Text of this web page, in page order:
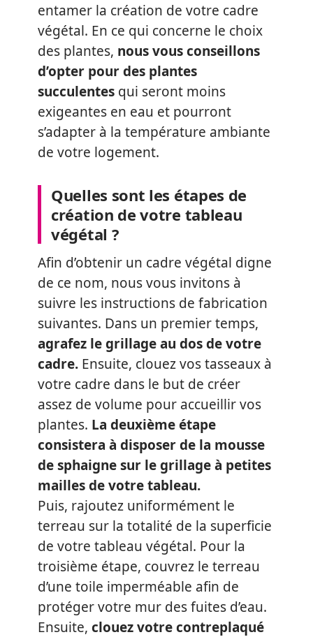
entamer la création de votre cadre
végétal. En ce qui concerne le choix
des plantes, nous vous conseillons
d’opter pour des plantes
succulentes qui seront moins
exigeantes en eau et pourront
s’adapter à la température ambiante
de votre logement.
Quelles sont les étapes de
création de votre tableau
végétal ?
Afin d’obtenir un cadre végétal digne
de ce nom, nous vous invitons à
suivre les instructions de fabrication
suivantes. Dans un premier temps,
agrafez le grillage au dos de votre
cadre. Ensuite, clouez vos tasseaux à
votre cadre dans le but de créer
assez de volume pour accueillir vos
plantes. La deuxième étape
consistera à disposer de la mousse
de sphaigne sur le grillage à petites
mailles de votre tableau.
Puis, rajoutez uniformément le
terreau sur la totalité de la superficie
de votre tableau végétal. Pour la
troisième étape, couvrez le terreau
d’une toile imperméable afin de
protéger votre mur des fuites d’eau.
Ensuite, clouez votre contreplaqué